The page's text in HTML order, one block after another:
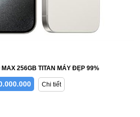
MAX 256GB TITAN MÁY ĐẸP 99%
Chi tiết